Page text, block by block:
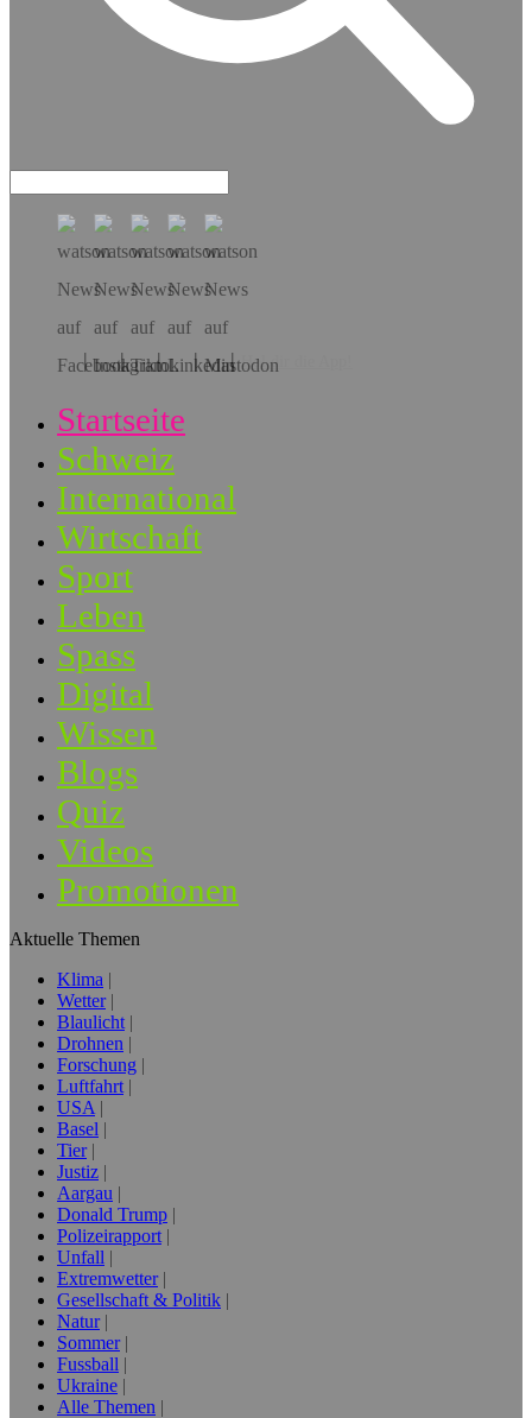
Hol dir die App!
Startseite
Schweiz
International
Wirtschaft
Sport
Leben
Spass
Digital
Wissen
Blogs
Quiz
Videos
Promotionen
Aktuelle Themen
Klima
Wetter
Blaulicht
Drohnen
Forschung
Luftfahrt
USA
Basel
Tier
Justiz
Aargau
Donald Trump
Polizeirapport
Unfall
Extremwetter
Gesellschaft & Politik
Natur
Sommer
Fussball
Ukraine
Alle Themen